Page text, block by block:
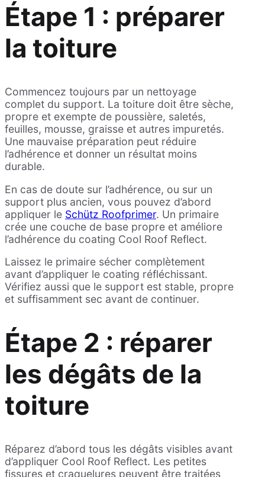
Étape 1 : préparer
la toiture
Commencez toujours par un nettoyage
complet du support. La toiture doit être sèche,
propre et exempte de poussière, saletés,
feuilles, mousse, graisse et autres impuretés.
Une mauvaise préparation peut réduire
l’adhérence et donner un résultat moins
durable.
En cas de doute sur l’adhérence, ou sur un
support plus ancien, vous pouvez d’abord
appliquer le Schütz Roofprimer. Un primaire
crée une couche de base propre et améliore
l’adhérence du coating Cool Roof Reflect.
Laissez le primaire sécher complètement
avant d’appliquer le coating réfléchissant.
Vérifiez aussi que le support est stable, propre
et suffisamment sec avant de continuer.
Étape 2 : réparer
les dégâts de la
toiture
Réparez d’abord tous les dégâts visibles avant
d’appliquer Cool Roof Reflect. Les petites
fissures et craquelures peuvent être traitées